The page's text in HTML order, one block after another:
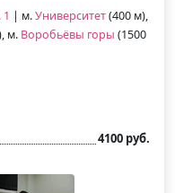
| м.Университет(400 м),
м. Воробьёвы горы (1500
4100 руб.